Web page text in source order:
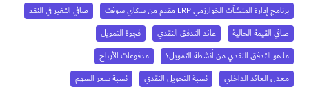
برنامج إدارة المنشآت الخوارزمي ERP مقدم من سكاي سوفت
صافي التغير في النقد
صافي القيمة الحالية
عائد التدفق النقدي
فجوة التمويل
ما هو التدفق النقدي من أنشطة التمويل؟
مدفوعات الأرباح
معدل العائد الداخلي
نسبة التحويل النقدي نسبة سعر السهم